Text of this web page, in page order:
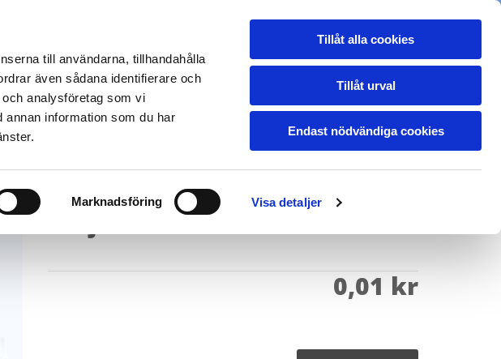
till användarna, tillhandahålla
även sådana identifierare och
analysföretag som vi
information som du har
Marknadsföring Visa detaljer
Tillåt alla cookies
Tillåt urval
Endast nödvändiga cookies
031-298823
Projektor & Duk
0,01 kr